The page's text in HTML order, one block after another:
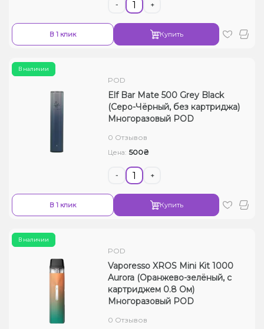
- +
В 1 клик Купить
В наличии
POD
Elf Bar Mate 500 Grey Black
(Серо-Чёрный, без картриджа)
Многоразовый POD
0 Отзывов
Цена: 500₴
- +
В 1 клик Купить
В наличии
POD
Vaporesso XROS Mini Kit 1000
Aurora (Оранжево-зелёный, с
картриджем 0.8 Ом)
Многоразовый POD
0 Отзывов